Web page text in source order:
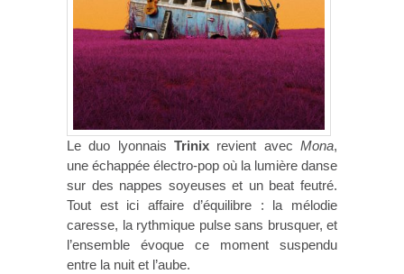
Le duo lyonnais Trinix revient avec Mona,
une échappée électro-pop où la lumière danse
sur des nappes soyeuses et un beat feutré.
Tout est ici affaire d’équilibre : la mélodie
caresse, la rythmique pulse sans brusquer, et
l’ensemble évoque ce moment suspendu
entre la nuit et l’aube.